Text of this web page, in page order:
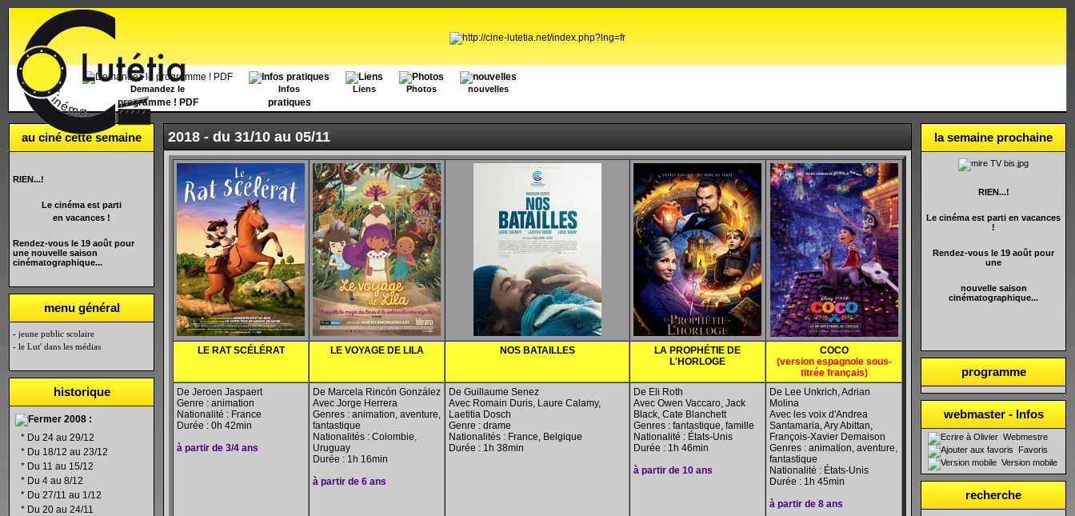
Accueil Demandez le
programme ! PDF
Infos
pratiques
Liens Photos nouvelles
au ciné cette semaine
RIEN...!
Le cinéma est parti
en vacances !
Rendez-vous le 19 août pour
une nouvelle saison
cinématographique...
menu général
- jeune public scolaire
- le Lut' dans les médias
historique
2008 :
* Du 24 au 29/12
* Du 18/12 au 23/12
* Du 11 au 15/12
* Du 4 au 8/12
* Du 27/11 au 1/12
* Du 20 au 24/11
2018 - du 31/10 au 05/11
LE RAT SCÉLÉRAT LE VOYAGE DE LILA NOS BATAILLES
LA PROPHÉTIE DE
L'HORLOGE
COCO
(version espagnole sous-
titrée français)
De Jeroen Jaspaert
Genre : animation
Nationalité : France
Durée : 0h 42min
à partir de 3/4 ans
De Marcela Rincón González
Avec Jorge Herrera
Genres : animation, aventure,
fantastique
Nationalités : Colombie,
Uruguay
Durée : 1h 16min
à partir de 6 ans
De Guillaume Senez
Avec Romain Duris, Laure Calamy,
Laetitia Dosch
Genre : drame
Nationalités : France, Belgique
Durée : 1h 38min
De Eli Roth
Avec Owen Vaccaro, Jack
Black, Cate Blanchett
Genres : fantastique, famille
Nationalité : États-Unis
Durée : 1h 46min
à partir de 10 ans
De Lee Unkrich, Adrian
Molina
Avec les voix d'Andrea
Santamaria, Ary Abittan,
François-Xavier Demaison
Genres : animation, aventure,
fantastique
Nationalité : États-Unis
Durée : 1h 45min
à partir de 8 ans
la semaine prochaine
RIEN...!
Le cinéma est parti en vacances
!
Rendez-vous le 19 août pour
une
nouvelle saison
cinématographique...
programme
webmaster - Infos
Webmestre
Favoris
Version mobile
recherche